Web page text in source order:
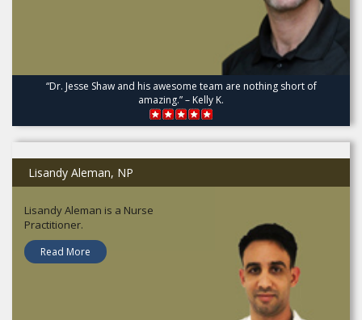
“Dr. Jesse Shaw and his awesome team are nothing short of
amazing.” – Kelly K.
Lisandy Aleman, NP
Lisandy Aleman is a Nurse
Practitioner.
Read More